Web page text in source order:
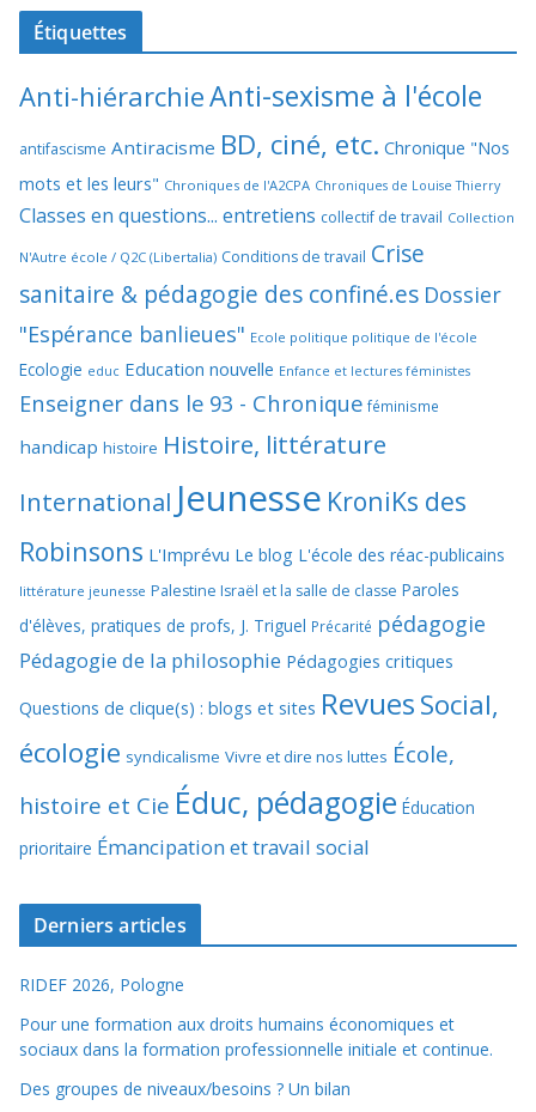
Étiquettes
Anti-hiérarchieAnti-sexisme à l'école
antifascisme Antiracisme BD, ciné, etc. Chronique "Nos
mots et les leurs" Chroniques de l'A2CPA Chroniques de Louise Thierry
Classes en questions... entretiens collectif de travail Collection
N'Autre école / Q2C (Libertalia) Conditions de travail Crise
sanitaire & pédagogie des confiné.es Dossier
"Espérance banlieues" Ecole politique politique de l'école
Ecologie educ Education nouvelle Enfance et lectures féministes
Enseigner dans le 93 - Chronique féminisme
handicap histoire Histoire, littérature
International Jeunesse KroniKs des
Robinsons L'Imprévu Le blog L'école des réac-publicains
littérature jeunesse Palestine Israël et la salle de classe Paroles
d'élèves, pratiques de profs, J. Triguel Précarité pédagogie
Pédagogie de la philosophie Pédagogies critiques
Questions de clique(s) : blogs et sites RevuesSocial,
écologie syndicalisme Vivre et dire nos luttes École,
histoire et Cie Éduc, pédagogie Éducation
prioritaire Émancipation et travail social
Derniers articles
RIDEF 2026, Pologne
Pour une formation aux droits humains économiques et
sociaux dans la formation professionnelle initiale et continue.
Des groupes de niveaux/besoins ? Un bilan